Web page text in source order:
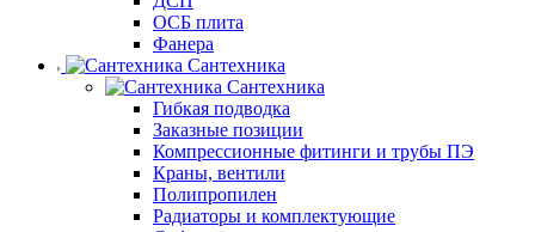
ОСБ плита
Фанера
Сантехника
Сантехника
Гибкая подводка
Заказные позиции
Компрессионные фитинги и трубы ПЭ
Краны, вентили
Полипропилен
Радиаторы и комплектующие